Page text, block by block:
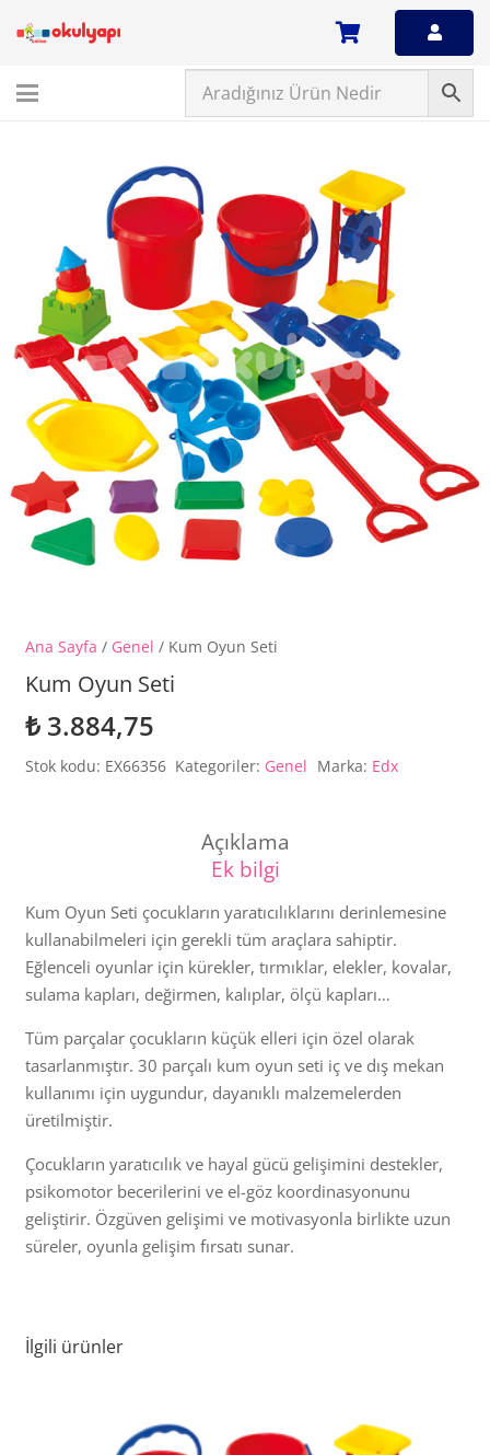
Ana Sayfa / Genel / Kum Oyun Seti
Kum Oyun Seti
₺3.884,75
Stok kodu: EX66356 Kategoriler: Genel Marka: Edx
Açıklama
Ek bilgi
Kum Oyun Seti çocukların yaratıcılıklarını derinlemesine
kullanabilmeleri için gerekli tüm araçlara sahiptir.
Eğlenceli oyunlar için kürekler, tırmıklar, elekler, kovalar,
sulama kapları, değirmen, kalıplar, ölçü kapları…
Tüm parçalar çocukların küçük elleri için özel olarak
tasarlanmıştır. 30 parçalı kum oyun seti iç ve dış mekan
kullanımı için uygundur, dayanıklı malzemelerden
üretilmiştir.
Çocukların yaratıcılık ve hayal gücü gelişimini destekler,
psikomotor becerilerini ve el-göz koordinasyonunu
geliştirir. Özgüven gelişimi ve motivasyonla birlikte uzun
süreler, oyunla gelişim fırsatı sunar.
İlgili ürünler